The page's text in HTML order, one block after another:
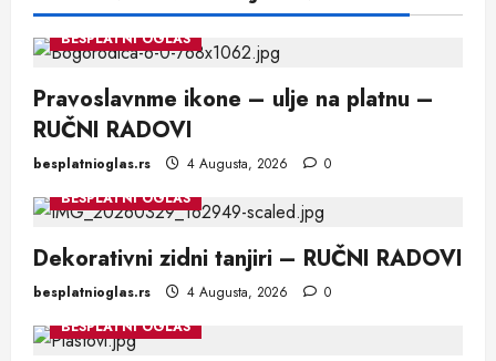
BESPLATNI OGLAS
Pravoslavnme ikone – ulje na platnu –
RUČNI RADOVI
besplatnioglas.rs 4 Augusta, 2026
0
BESPLATNI OGLAS
Dekorativni zidni tanjiri – RUČNI RADOVI
besplatnioglas.rs 4 Augusta, 2026
0
BESPLATNI OGLAS